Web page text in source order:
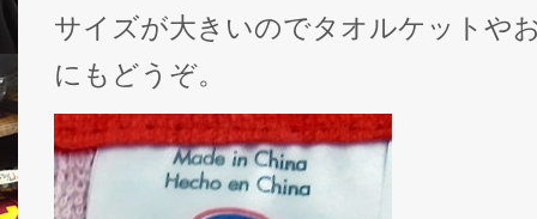
サイズが大きいのでタオルケットや
にもどうぞ。